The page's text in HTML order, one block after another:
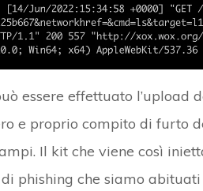
essere effettuato l’upload
e proprio compito di furto
Il kit che viene così
phishing che siamo